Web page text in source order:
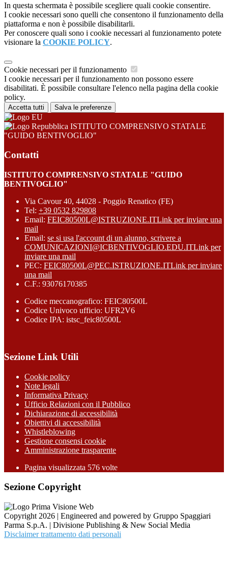
In questa schermata è possibile scegliere quali cookie consentire.
I cookie necessari sono quelli che consentono il funzionamento della
piattaforma e non è possibile disabilitarli.
Per conoscere quali sono i cookie necessari al funzionamento potete
visionare la COOKIE POLICY.
Cookie necessari per il funzionamento
I cookie necessari per il funzionamento non possono essere
disabilitati. È possibile consultare l'elenco nella pagina della cookie
policy.
Accetta tutti Salva le preferenze
ISTITUTO COMPRENSIVO STATALE
"GUIDO BENTIVOGLIO"
Contatti
ISTITUTO COMPRENSIVO STATALE "GUIDO
BENTIVOGLIO"
Via Cavour 40, 44028 - Poggio Renatico (FE)
Tel: +39 0532 829808
Email: FEIC80500L@ISTRUZIONE.ITLink per inviare una
mail
Email: se si usa l'account di un alunno, scrivere a
COMUNICAZIONI@ICBENTIVOGLIO.EDU.ITLink per
inviare una mail
PEC: FEIC80500L@PEC.ISTRUZIONE.ITLink per inviare
una mail
C.F.: 93076170385
Codice meccanografico: FEIC80500L
Codice Univoco ufficio: UFR2V6
Codice IPA: istsc_feic80500L
Sezione Link Utili
Cookie policy
Note legali
Informativa Privacy
Ufficio Relazioni con il Pubblico
Dichiarazione di accessibilità
Obiettivi di accessibilità
Whistleblowing
Gestione consensi cookie
Amministrazione trasparente
Pagina visualizzata 576 volte
Sezione Copyright
Copyright 2026 | Engineered and powered by Gruppo Spaggiari
Parma S.p.A. | Divisione Publishing & New Social Media
Disclaimer trattamento dati personali